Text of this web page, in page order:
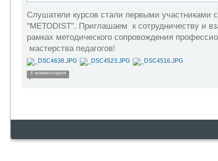
Слушатели курсов стали первыми участниками
"МЕТОDIST". Приглашаем к сотрудничеству и
рамках методического сопровождения
мастерства педагогов!
4 комментария